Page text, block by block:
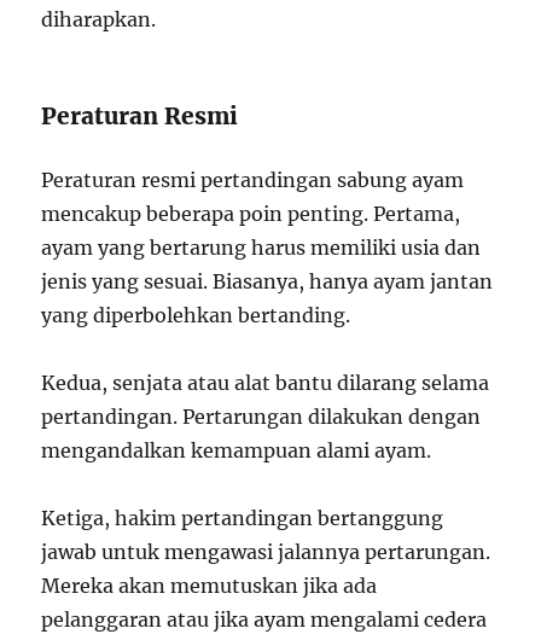
diharapkan.
Peraturan Resmi
Peraturan resmi pertandingan sabung ayam
mencakup beberapa poin penting. Pertama,
ayam yang bertarung harus memiliki usia dan
jenis yang sesuai. Biasanya, hanya ayam jantan
yang diperbolehkan bertanding.
Kedua, senjata atau alat bantu dilarang selama
pertandingan. Pertarungan dilakukan dengan
mengandalkan kemampuan alami ayam.
Ketiga, hakim pertandingan bertanggung
jawab untuk mengawasi jalannya pertarungan.
Mereka akan memutuskan jika ada
pelanggaran atau jika ayam mengalami cedera